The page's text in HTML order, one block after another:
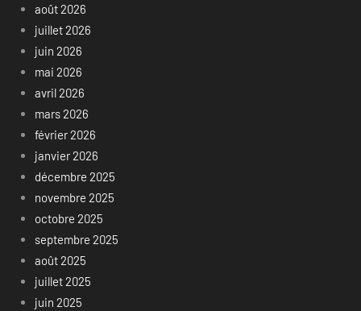
août 2026
juillet 2026
juin 2026
mai 2026
avril 2026
mars 2026
février 2026
janvier 2026
décembre 2025
novembre 2025
octobre 2025
septembre 2025
août 2025
juillet 2025
juin 2025